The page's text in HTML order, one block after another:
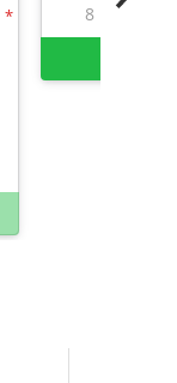
8 159